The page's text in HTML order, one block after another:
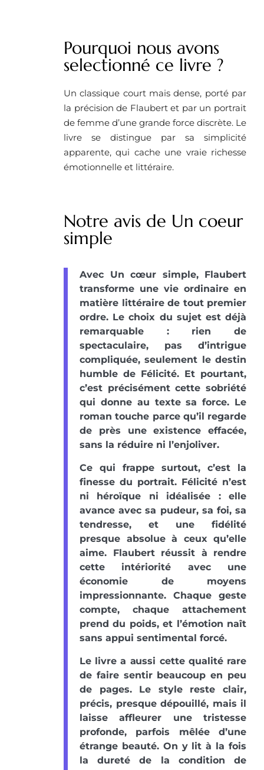
Pourquoi nous avons
selectionné ce livre ?
Un classique court mais dense, porté par
la précision de Flaubert et par un portrait
de femme d’une grande force discrète. Le
livre se distingue par sa simplicité
apparente, qui cache une vraie richesse
émotionnelle et littéraire.
Notre avis de Un coeur
simple
Avec Un cœur simple, Flaubert
transforme une vie ordinaire en
matière littéraire de tout premier
ordre. Le choix du sujet est déjà
remarquable : rien de
spectaculaire, pas d’intrigue
compliquée, seulement le destin
humble de Félicité. Et pourtant,
c’est précisément cette sobriété
qui donne au texte sa force. Le
roman touche parce qu’il regarde
de près une existence effacée,
sans la réduire ni l’enjoliver.
Ce qui frappe surtout, c’est la
finesse du portrait. Félicité n’est
ni héroïque ni idéalisée : elle
avance avec sa pudeur, sa foi, sa
tendresse, et une fidélité
presque absolue à ceux qu’elle
aime. Flaubert réussit à rendre
cette intériorité avec une
économie de moyens
impressionnante. Chaque geste
compte, chaque attachement
prend du poids, et l’émotion naît
sans appui sentimental forcé.
Le livre a aussi cette qualité rare
de faire sentir beaucoup en peu
de pages. Le style reste clair,
précis, presque dépouillé, mais il
laisse affleurer une tristesse
profonde, parfois mêlée d’une
étrange beauté. On y lit à la fois
la dureté de la condition de